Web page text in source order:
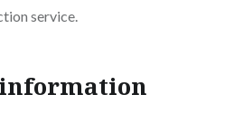
service.